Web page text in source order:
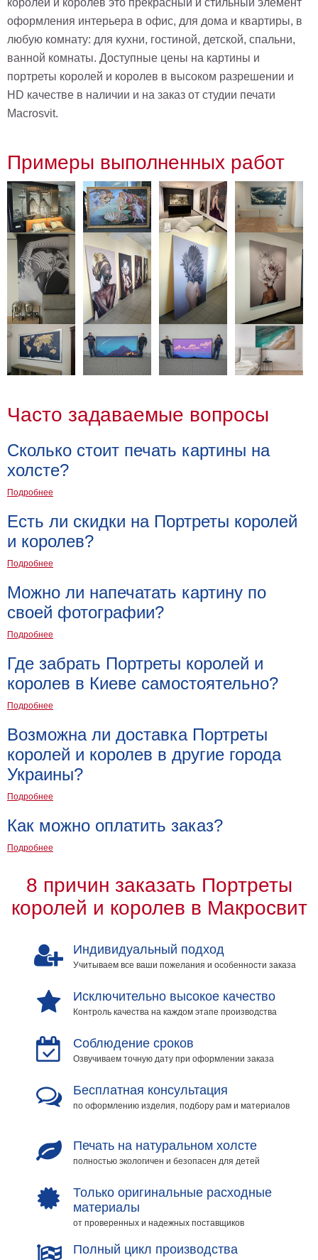
королей и королев это прекрасный и стильный элемент
оформления интерьера в офис, для дома и квартиры, в
любую комнату: для кухни, гостиной, детской, спальни,
ванной комнаты. Доступные цены на картины и
портреты королей и королев в высоком разрешении и
HD качестве в наличии и на заказ от студии печати
Macrosvit.
Примеры выполненных работ
Часто задаваемые вопросы
Сколько стоит печать картины на
холсте?
Подробнее
Есть ли скидки на Портреты королей
и королев?
Подробнее
Можно ли напечатать картину по
своей фотографии?
Подробнее
Где забрать Портреты королей и
королев в Киеве самостоятельно?
Подробнее
Возможна ли доставка Портреты
королей и королев в другие города
Украины?
Подробнее
Как можно оплатить заказ?
Подробнее
8 причин заказать Портреты
королей и королев в Макросвит
Индивидуальный подход
Учитываем все ваши пожелания и особенности заказа
Исключительно высокое качество
Контроль качества на каждом этапе производства
Соблюдение сроков
Озвучиваем точную дату при оформлении заказа
Бесплатная консультация
по оформлению изделия, подбору рам и материалов
Печать на натуральном холсте
полностью экологичен и безопасен для детей
Только оригинальные расходные
материалы
от проверенных и надежных поставщиков
Полный цикл производства